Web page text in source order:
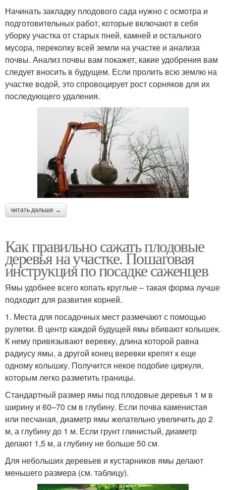
Начинать закладку плодового сада нужно с осмотра и
подготовительных работ, которые включают в себя
уборку участка от старых пней, камней и остального
мусора, перекопку всей земли на участке и анализа
почвы. Анализ почвы вам покажет, какие удобрения вам
следует вносить в будущем. Если пролить всю землю на
участке водой, это спровоцирует рост сорняков для их
последующего удаления.
читать дальше →
Как правильно сажать плодовые
деревья на участке. Пошаговая
инструкция по посадке саженцев
Ямы удобнее всего копать круглые – такая форма лучше
подходит для развития корней.
1. Места для посадочных мест размечают с помощью
рулетки. В центр каждой будущей ямы вбивают колышек.
К нему привязывают веревку, длина которой равна
радиусу ямы, а другой конец веревки крепят к еще
одному колышку. Получится некое подобие циркуля,
которым легко разметить границы.
Стандартный размер ямы под плодовые деревья 1 м в
ширину и 60–70 см в глубину. Если почва каменистая
или песчаная, диаметр ямы желательно увеличить до 2
м, а глубину до 1 м. Если грунт глинистый, диаметр
делают 1,5 м, а глубину не больше 50 см.
Для небольших деревьев и кустарников ямы делают
меньшего размера (см. таблицу).